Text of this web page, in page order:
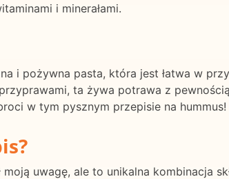
i minerałami.
i pożywna pasta, która jest łatwa w
ta żywa potrawa z
w tym pysznym przepisie na hummus!
uwagę, ale to unikalna kombinacja